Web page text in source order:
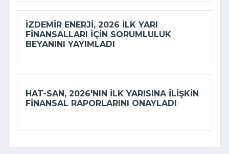
İZDEMİR ENERJI, 2026 ILK YARI
FINANSALLARI IÇIN SORUMLULUK
BEYANINI YAYIMLADI
HAT-SAN, 2026'NIN ILK YARISINA ILIŞKIN
FINANSAL RAPORLARINI ONAYLADI